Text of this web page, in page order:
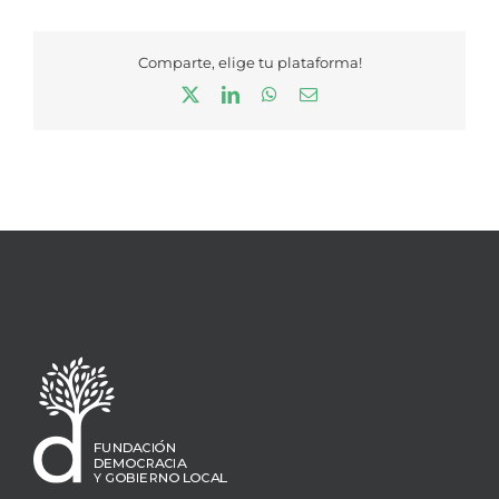
Comparte, elige tu plataforma!
LinkedInWhatsApp
Correo